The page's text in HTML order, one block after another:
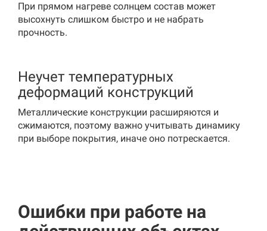
При прямом нагреве солнцем состав может
высохнуть слишком быстро и не набрать
прочность.
Неучет температурных
деформаций конструкций
Металлические конструкции расширяются и
сжимаются, поэтому важно учитывать динамику
при выборе покрытия, иначе оно потрескается.
Ошибки при работе на